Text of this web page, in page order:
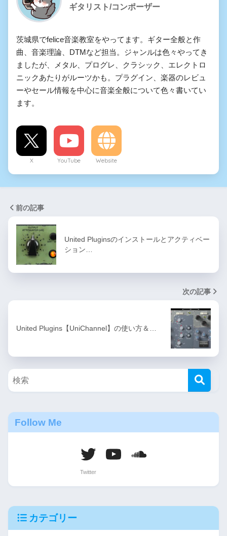
ギタリスト/コンポーザー
茨城県でfelice音楽教室をやってます。ギター全般と作
曲、音楽理論、DTMなど担当。ジャンルは色々やってき
ましたが、メタル、プログレ、クラシック、エレクトロ
ニックあたりがルーツかも。プラグイン、楽器のレビュ
ーやセール情報を中心に音楽全般について色々書いてい
ます。
X YouTube Website
前の記事
United Pluginsのインストールとアクティベー
ション…
次の記事
United Plugins【UniChannel】の使い方＆…
Follow Me
カテゴリー